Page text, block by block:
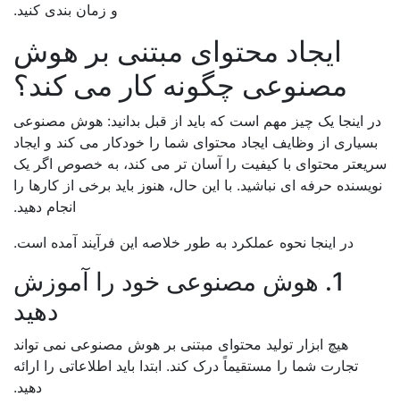
و زمان بندی کنید.
ایجاد محتوای مبتنی بر هوش
مصنوعی چگونه کار می کند؟
اینجا یک چیز مهم است که باید از قبل بدانید: هوش مصنوعی
از وظایف ایجاد محتوای شما را خودکار می کند و ایجاد
محتوای با کیفیت را آسان تر می کند، به خصوص اگر یک
حرفه ای نباشید. با این حال، هنوز باید برخی از کارها را
انجام دهید.
در اینجا نحوه عملکرد به طور خلاصه این فرآیند آمده است.
1. هوش مصنوعی خود را آموزش
دهید
هیچ ابزار تولید محتوای مبتنی بر هوش مصنوعی نمی تواند
تجارت شما را مستقیماً درک کند. ابتدا باید اطلاعاتی را ارائه
دهید.